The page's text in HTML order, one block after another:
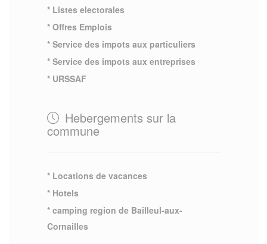
* Listes electorales
* Offres Emplois
* Service des impots aux particuliers
* Service des impots aux entreprises
* URSSAF
Hebergements sur la
commune
* Locations de vacances
* Hotels
* camping region de Bailleul-aux-
Cornailles